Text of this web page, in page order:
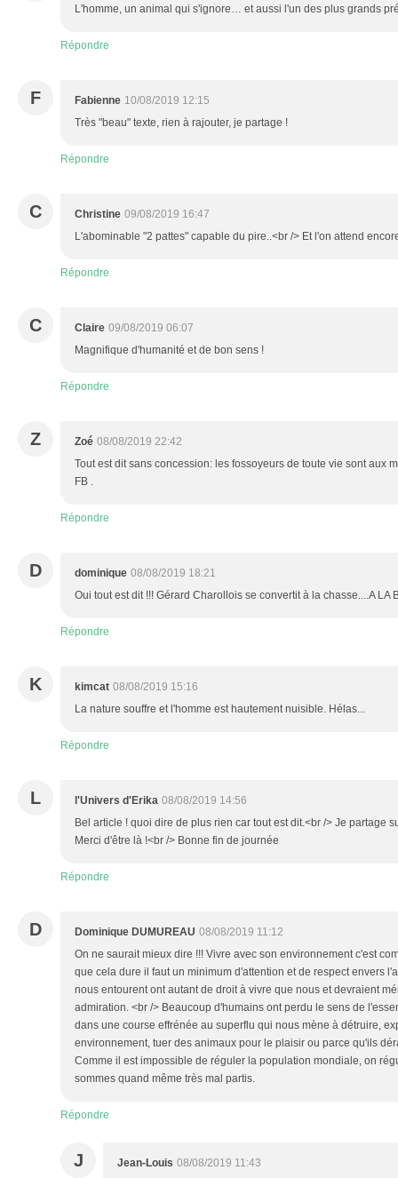
L'homme, un animal qui s'ignore… et aussi l'un des plus grands
Répondre
F Fabienne 10/08/2019 12:15
Très "beau" texte, rien à rajouter, je partage !
Répondre
C Christine 09/08/2019 16:47
L'abominable "2 pattes" capable du pire..<br /> Et l'on attend
Répondre
C Claire 09/08/2019 06:07
Magnifique d'humanité et de bon sens !
Répondre
Z Zoé 08/08/2019 22:42
Tout est dit sans concession: les fossoyeurs de toute vie sont aux
FB .
Répondre
D dominique 08/08/2019 18:21
Oui tout est dit !!! Gérard Charollois se convertit à la chasse....A LA
Répondre
K kimcat 08/08/2019 15:16
La nature souffre et l'homme est hautement nuisible. Hélas...
Répondre
L l'Univers d'Erika 08/08/2019 14:56
Bel article ! quoi dire de plus rien car tout est dit.<br /> Je partage
Merci d'être là !<br /> Bonne fin de journée
Répondre
D Dominique DUMUREAU 08/08/2019 11:12
On ne saurait mieux dire !!! Vivre avec son environnement c'est
que cela dure il faut un minimum d'attention et de respect envers
nous entourent ont autant de droit à vivre que nous et devraient
admiration. <br /> Beaucoup d'humains ont perdu le sens de
dans une course effrénée au superflu qui nous mène à détruire,
environnement, tuer des animaux pour le plaisir ou parce qu'ils
Comme il est impossible de réguler la population mondiale, on
sommes quand même très mal partis.
Répondre
J Jean-Louis 08/08/2019 11:43